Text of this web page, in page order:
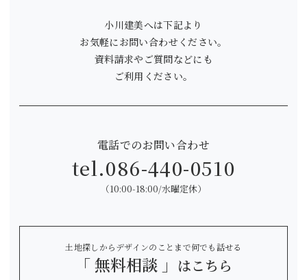
小川建美へは下記より
お気軽にお問い合わせください。
資料請求やご質問などにも
ご利用ください。
電話でのお問い合わせ
tel.086-440-0510
（10:00-18:00/水曜定休）
土地探しからデザインのことまで何でも話せる
「 無料相談 」 はこちら